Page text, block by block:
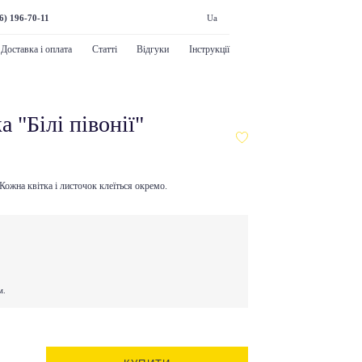
196-70-11 Ua
Доставка і оплата Статті Відгуки Інструкції
"Білі півонії"
квітка і листочок клеїться окремо.